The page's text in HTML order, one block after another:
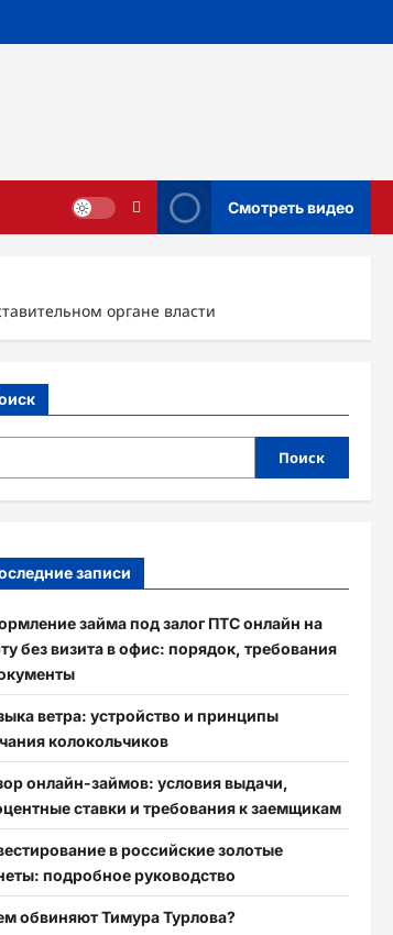
Смотреть видео
органе власти
Поиск
записи
займа под залог ПТС онлайн на
без визита в офис: порядок, требования
ветра: устройство и принципы
колокольчиков
онлайн-займов: условия выдачи,
ставки и требования к заемщикам
в российские золотые
подробное руководство
обвиняют Тимура Турлова?